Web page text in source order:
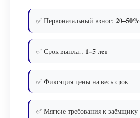
✅ Первоначальный взнос: 20–50%
✅ Срок выплат: 1–5 лет
✅ Фиксация цены на весь срок
✅ Мягкие требования к заёмщику